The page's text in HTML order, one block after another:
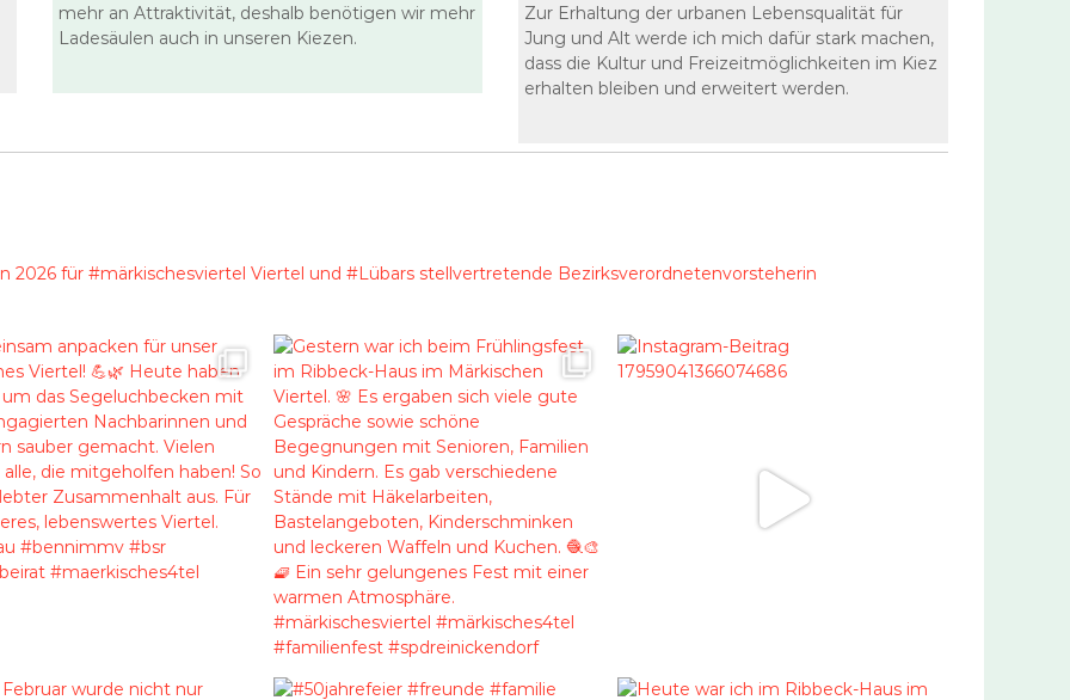
mehr an Attraktivität, deshalb benötigen wir mehr
Ladesäulen auch in unseren Kiezen.
Zur Erhaltung der urbanen Lebensqualität für
Jung und Alt werde ich mich dafür stark machen,
dass die Kultur und Freizeitmöglichkeiten im Kiez
erhalten bleiben und erweitert werden.
2026 für #märkischesviertel Viertel und #Lübars stellvertretende Bezirksverordnetenvorsteherin